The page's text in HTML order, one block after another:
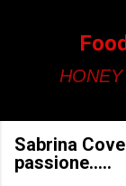
Sabrina
passione.....